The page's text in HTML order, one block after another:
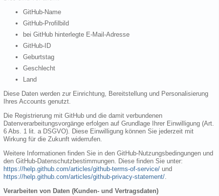
GitHub-Name
GitHub-Profilbild
bei GitHub hinterlegte E-Mail-Adresse
GitHub-ID
Geburtstag
Geschlecht
Land
Diese Daten werden zur Einrichtung, Bereitstellung und Personalisierung
Ihres Accounts genutzt.
Die Registrierung mit GitHub und die damit verbundenen
Datenverarbeitungsvorgänge erfolgen auf Grundlage Ihrer Einwilligung (Art.
6 Abs. 1 lit. a DSGVO). Diese Einwilligung können Sie jederzeit mit
Wirkung für die Zukunft widerrufen.
Weitere Informationen finden Sie in den GitHub-Nutzungsbedingungen und
den GitHub-Datenschutzbestimmungen. Diese finden Sie unter:
https://help.github.com/articles/github-terms-of-service/ und
https://help.github.com/articles/github-privacy-statement/.
Verarbeiten von Daten (Kunden- und Vertragsdaten)